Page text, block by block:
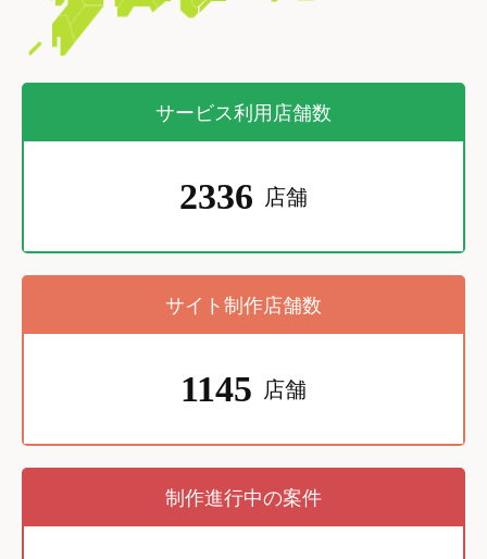
サービス利用店舗数
2336 店舗
サイト制作店舗数
1145 店舗
制作進行中の案件